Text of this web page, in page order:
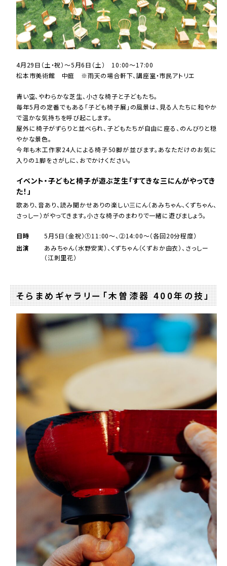
4月29日（土・祝）～5月6日（土） 10:00～17:00
松本市美術館 中庭 ※雨天の場合軒下、講座室・市民アトリエ
青い空、やわらかな芝生、小さな椅子と子どもたち。
毎年5月の定番でもある「子ども椅子展」の風景は、見る人たちに和やか
で温かな気持ちを呼び起こします。
屋外に椅子がずらりと並べられ、子どもたちが自由に座る、のんびりと穏
やかな景色。
今年も木工作家24人による椅子50脚が並びます。あなただけのお気に
入りの１脚をさがしに、おでかけください。
イベント・子どもと椅子が遊ぶ芝生「すてきな三にんがやってき
た！」
歌あり、音あり、読み聞かせありの楽しい三にん（あみちゃん、くずちゃん、
さっしー）がやってきます。小さな椅子のまわりで一緒に遊びましょう。
日時
5月5日（金祝）①11:00～、②14:00～（各回20分程度）
出演
あみちゃん（水野安実）、くずちゃん（くずおか由衣）、さっしー
（江刺里花）
そらまめギャラリー「木曽漆器 400年の技」